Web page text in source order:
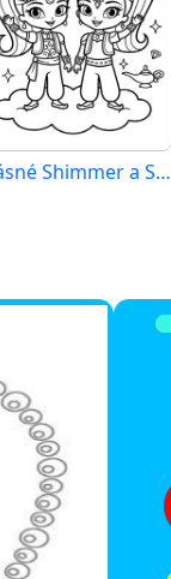
Krásné Shimmer a Shine